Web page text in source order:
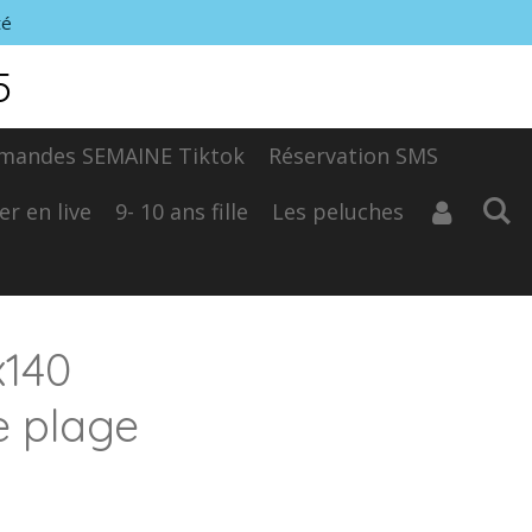
SEMAINE Tiktok
Réservation SMS
en live
9- 10 ans fille Les peluches
plage